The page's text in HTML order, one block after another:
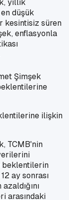
yıllık
düşük
kesintisiz süren
enflasyonla
Şimşek
ilişkin
TCMB'nin
beklentilerin
ay sonrası
arasındaki